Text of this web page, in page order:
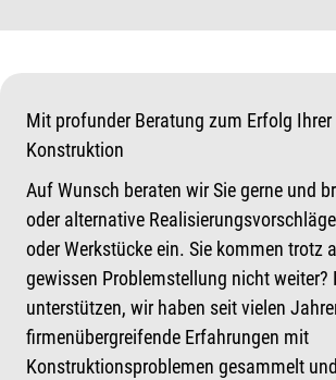
Mit profunder Beratung zum Erfolg Ihrer
Konstruktion
Auf Wunsch beraten wir Sie gerne und
oder alternative
oder Werkstücke ein. Sie kommen trotz
gewissen Problemstellung nicht weiter?
unterstützen, wir haben seit vielen
firmenübergreifende Erfahrungen mit
Konstruktionsproblemen gesammelt